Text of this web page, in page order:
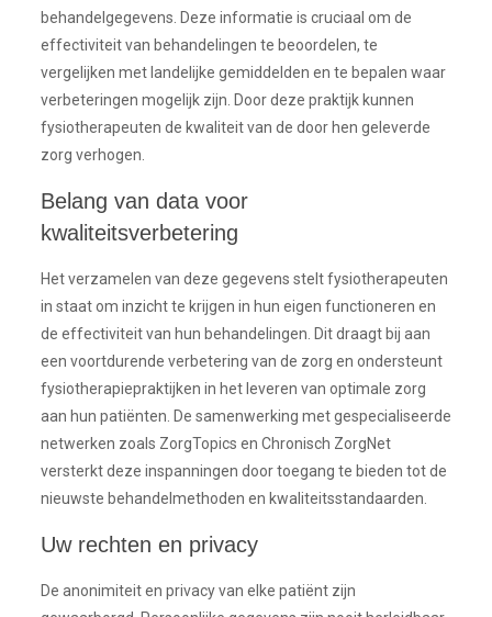
behandelgegevens. Deze informatie is cruciaal om de
effectiviteit van behandelingen te beoordelen, te
vergelijken met landelijke gemiddelden en te bepalen waar
verbeteringen mogelijk zijn. Door deze praktijk kunnen
fysiotherapeuten de kwaliteit van de door hen geleverde
zorg verhogen.
Belang van data voor
kwaliteitsverbetering
Het verzamelen van deze gegevens stelt fysiotherapeuten
in staat om inzicht te krijgen in hun eigen functioneren en
de effectiviteit van hun behandelingen. Dit draagt bij aan
een voortdurende verbetering van de zorg en ondersteunt
fysiotherapiepraktijken in het leveren van optimale zorg
aan hun patiënten. De samenwerking met gespecialiseerde
netwerken zoals ZorgTopics en Chronisch ZorgNet
versterkt deze inspanningen door toegang te bieden tot de
nieuwste behandelmethoden en kwaliteitsstandaarden.
Uw rechten en privacy
De anonimiteit en privacy van elke patiënt zijn